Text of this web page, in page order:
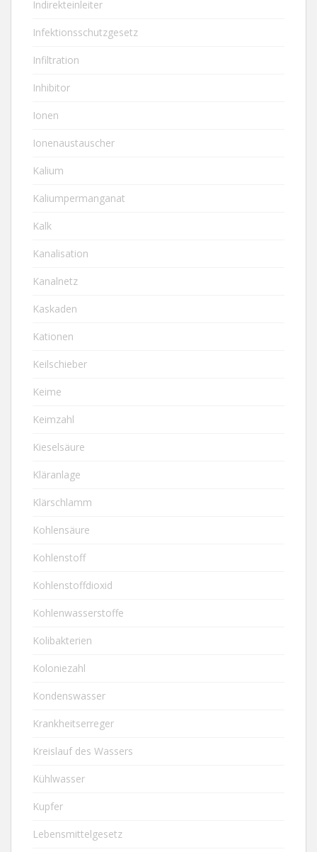
Indirekteinleiter
Infektionsschutzgesetz
Infiltration
Inhibitor
Ionen
Ionenaustauscher
Kalium
Kaliumpermanganat
Kalk
Kanalisation
Kanalnetz
Kaskaden
Kationen
Keilschieber
Keime
Keimzahl
Kieselsäure
Kläranlage
Klärschlamm
Kohlensäure
Kohlenstoff
Kohlenstoffdioxid
Kohlenwasserstoffe
Kolibakterien
Koloniezahl
Kondenswasser
Krankheitserreger
Kreislauf des Wassers
Kühlwasser
Kupfer
Lebensmittelgesetz